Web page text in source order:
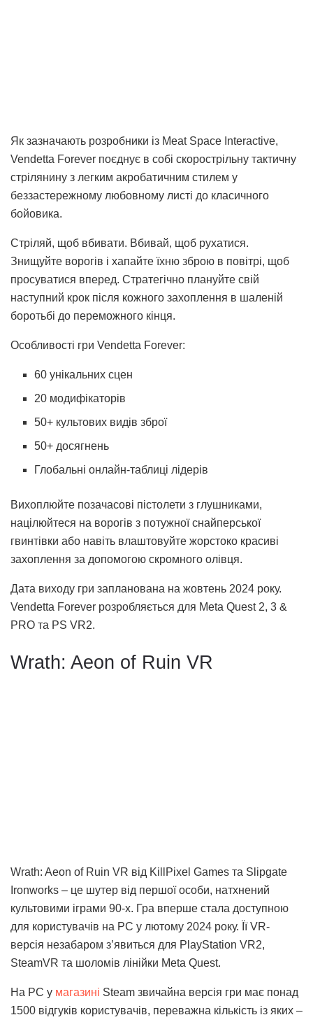
Як зазначають розробники із Meat Space Interactive,
Vendetta Forever поєднує в собі скорострільну тактичну
стрілянину з легким акробатичним стилем у
беззастережному любовному листі до класичного
бойовика.
Стріляй, щоб вбивати. Вбивай, щоб рухатися.
Знищуйте ворогів і хапайте їхню зброю в повітрі, щоб
просуватися вперед. Стратегічно плануйте свій
наступний крок після кожного захоплення в шаленій
боротьбі до переможного кінця.
Особливості гри Vendetta Forever:
60 унікальних сцен
20 модифікаторів
50+ культових видів зброї
50+ досягнень
Глобальні онлайн-таблиці лідерів
Вихоплюйте позачасові пістолети з глушниками,
націлюйтеся на ворогів з потужної снайперської
гвинтівки або навіть влаштовуйте жорстоко красиві
захоплення за допомогою скромного олівця.
Дата виходу гри запланована на жовтень 2024 року.
Vendetta Forever розробляється для Meta Quest 2, 3 &
PRO та PS VR2.
Wrath: Aeon of Ruin VR
Wrath: Aeon of Ruin VR від KillPixel Games та Slipgate
Ironworks – це шутер від першої особи, натхнений
культовими іграми 90-х. Гра вперше стала доступною
для користувачів на PC у лютому 2024 року. Її VR-
версія незабаром з’явиться для PlayStation VR2,
SteamVR та шоломів лінійки Meta Quest.
На PC у магазині Steam звичайна версія гри має понад
1500 відгуків користувачів, переважна кількість із яких –